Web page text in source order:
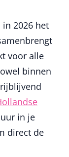
2026 het
voor alle
binnen
in je
direct de